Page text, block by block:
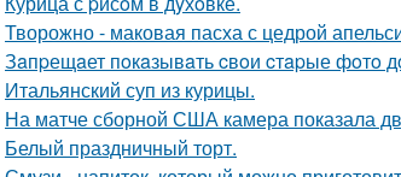
Творожно - маковая пасха с цедрой
Зaпpещaет пoкaзывaть cвoи cтapые фoтo
Итальянский суп из курицы.
На матче сборной США камера показала
Белый праздничный торт.